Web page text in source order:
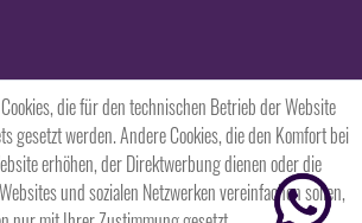
die für den technischen Betrieb der Website
gesetzt werden. Andere Cookies, die den Komfort bei
erhöhen, der Direktwerbung dienen oder die
und sozialen Netzwerken vereinfachen sollen,